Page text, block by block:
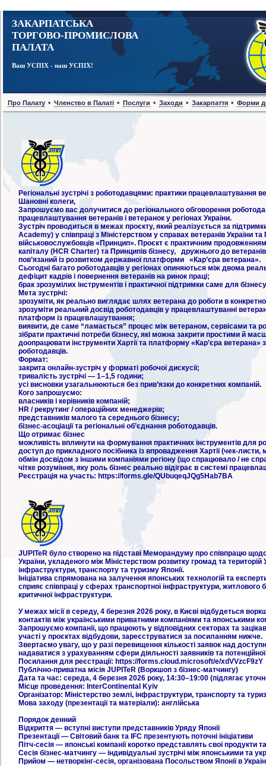
ЗАКАРПАТСЬКА
ТОРГОВО-ПРОМИСЛОВА
ПАЛАТА
Ваш УСПІХ - наш УСПІХ!
Про Палату • Членство в Палаті • Послуги • Заходи • Закарпаття • Форми
Регіональні зустрічі з роботодавцями: практики працевлаштування
Шановні колеги,
Запрошуємо вас долучитися до регіонального обговорення
працевлаштування ветеранів і ветеранок у регіонах України.
Зустріч проводиться в межах проєкту, який реалізується за
Academy) у співпраці з Міністерством у справах ветеранів України
військовослужбовців «Принцип». Проєкт є практичним продовженням
капіталу (HCR Charter) та Принципів бізнесу, дружнього до
пов’язаний із розвитком державної платформи «Кар’єра ветерана».
Сьогодні багато роботодавців у регіонах опиняються між двома
дефіцит кадрів і повернення ветеранів на ринок праці;
брак зрозумілих інструментів і практичної підтримки саме для
Мета зустрічі:
зрозуміти, як реально виглядає шлях ветерана до роботи в
зрозуміти реальний досвід роботодавців у працевлаштуванні
платформ із працевлашутвання;
виявити, де саме “ламається” процес між ветераном, сервісами та
зібрати практичні потреби бізнесу, які можна закрити простими й
доопрацювати інструменти Хартії та платформу «Кар’єра ветерана»
роботодавців.
Формат:
закрита онлайн-зустріч у форматі робочої дискусії;
тривалість зустрічі — 1–1,5 години;
усі висновки узагальнюються без прив’язки до конкретних компаній.
Кого запрошуємо:
власників і керівників компаній;
HR / рекрутинг / операційних менеджерів;
представників малого та середнього бізнесу;
бізнес-асоціації та регіональні об’єднання роботодавців.
Що отримає бізнес
можливість вплинути на формування практичних інструментів для
доступ до прикладного посібника із впровадження Хартії (чек-
обмін досвідом з іншими компаніями регіону (що спрацювало / не
чітке розуміння, яку роль бізнес реально відіграє в системі
Реєстрація на участь: https://forms.gle/QUbuqeqJQg5Hab7BA
JUPITeR було створено на підставі Меморандуму про співпрацю
України, укладеного між Міністерством розвитку громад та територій
інфраструктури, транспорту та туризму Японії.
Ініціатива спрямована на залучення японських технологій та
сприяє співпраці у сферах транспортної інфраструктури, житлового
критичної інфраструктури.
У межах місії в середу, 4 березня 2026 року, в Києві відбудеться
контактів між українськими приватними компаніями та японськими
Запрошуємо компанії, що працюють у відповідних секторах та
участі у проєктах відбудови, зареєструватися за посиланням нижче.
Звертаємо увагу, що у разі перевищення кількості заявок над
надаватися з урахуванням сфери діяльності заявників та
Посилання для реєстрації: https://forms.cloud.microsoft/e/xdVVzcF9zY
Публічно-приватна місія JUPITeR (Воркшоп з бізнес-матчингу)
Дата та час: середа, 4 березня 2026 року, 14:30–19:00 (підлягає
Місце проведення: InterContinental Kyiv
Організатор: Міністерство землі, інфраструктури, транспорту та
Мова заходу (презентації та матеріали): англійська
Порядок денний
Відкриття — вступні виступи представників Уряду Японії
Презентації — Світовий банк та IFC презентують поточні ініціативи
Пітч-сесія — японські компанії коротко представлять свої продукти
Сесія бізнес-матчингу — індивідуальні зустрічі між японськими та
Прийом — нетворкінг-сесія, організована Посольством Японії в